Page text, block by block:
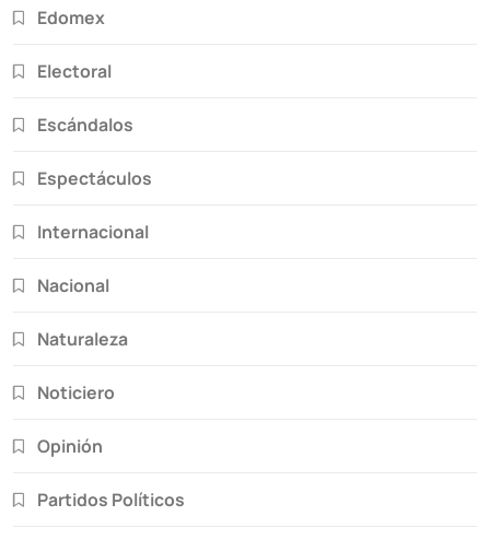
Edomex
Electoral
Escándalos
Espectáculos
Internacional
Nacional
Naturaleza
Noticiero
Opinión
Partidos Políticos